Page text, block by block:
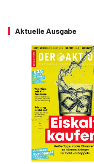
Aktuelle Ausgabe